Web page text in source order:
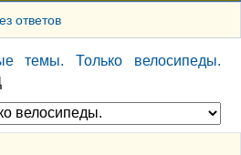
ответов
темы. Только велосипеды.